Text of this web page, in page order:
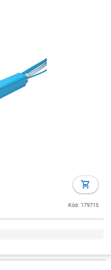
Kód: 179715